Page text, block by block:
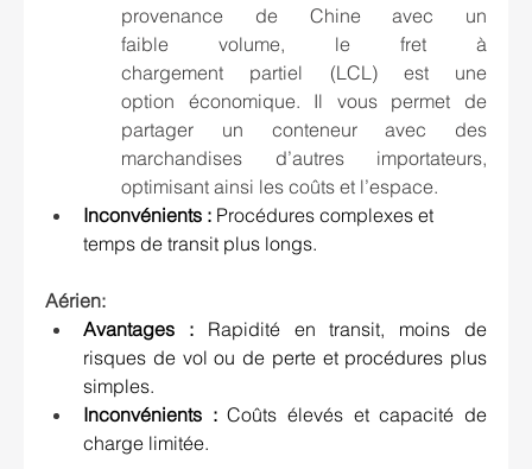
provenance de Chine avec un
faible volume, le fret à
chargement partiel (LCL) est une
option économique. Il vous permet de
partager un conteneur avec des
marchandises d’autres importateurs,
optimisant ainsi les coûts et l’espace.
Inconvénients : Procédures complexes et
temps de transit plus longs.
Aérien:
Avantages : Rapidité en transit, moins de
risques de vol ou de perte et procédures plus
simples.
Inconvénients : Coûts élevés et capacité de
charge limitée.